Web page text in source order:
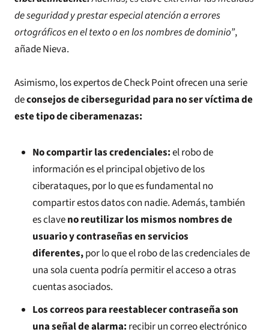
de seguridad y prestar especial atención a errores
ortográficos en el texto o en los nombres de dominio”,
añade Nieva.
Asimismo, los expertos de Check Point ofrecen una serie
deconsejos de ciberseguridad para no ser víctima de
este tipo de ciberamenazas:
No compartir las credenciales:el robo de
información es el principal objetivo de los
ciberataques, por lo que es fundamental no
compartir estos datos con nadie. Además, también
es claveno reutilizar los mismos nombres de
usuario y contraseñas en servicios
diferentes,por lo que el robo de las credenciales de
una sola cuenta podría permitir el acceso a otras
cuentas asociados.
Los correos para reestablecer contraseña son
una señal de alarma: recibir un correo electrónico